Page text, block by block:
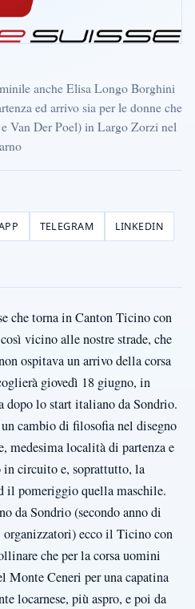
anche Elisa Longo Borghini
ed arrivo sia per le donne che
Van Der Poel) in Largo Zorzi nel
TELEGRAM LINKEDIN
che torna in Canton Ticino con
vicino alle nostre strade, che
ospitava un arrivo della corsa
giovedì 18 giugno, in
dopo lo start italiano da Sondrio.
cambio di filosofia nel disegno
medesima località di partenza e
circuito e, soprattutto, la
il pomeriggio quella maschile.
da Sondrio (secondo anno di
ecco il Ticino con
che per la corsa uomini
Monte Ceneri per una capatina
locarnese, più aspro, e poi da